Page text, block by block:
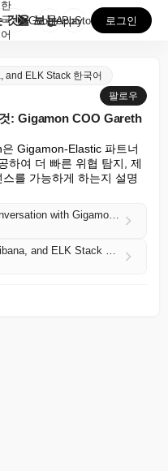
다른 사람들이 놓치는 것을 보는 것: Gigamon C...
한
국
어
GooglePlay
AppStore 로그인
and ELK Stack 한국어
팔로우
: Gigamon COO Gareth
Gigamon-Elastic 파트너
하여 더 빠른 위협 탐지, 제
를 가능하게 하는지 설명
Seeing what others miss: A conversation with Gigamon COO Gareth Maclachlan
Elastic Blog | Elasticsearch, Kibana, and ELK Stack 한국어 RSS